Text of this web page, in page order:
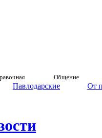
Общение
Павлодарские От